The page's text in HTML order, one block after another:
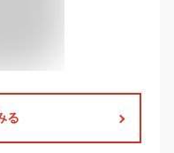
る